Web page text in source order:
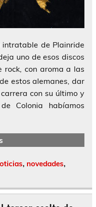
de Plainride
uno de esos discos
con aroma a las
estos alemanes, dar
con su último y
Colonia habíamos
, novedades,